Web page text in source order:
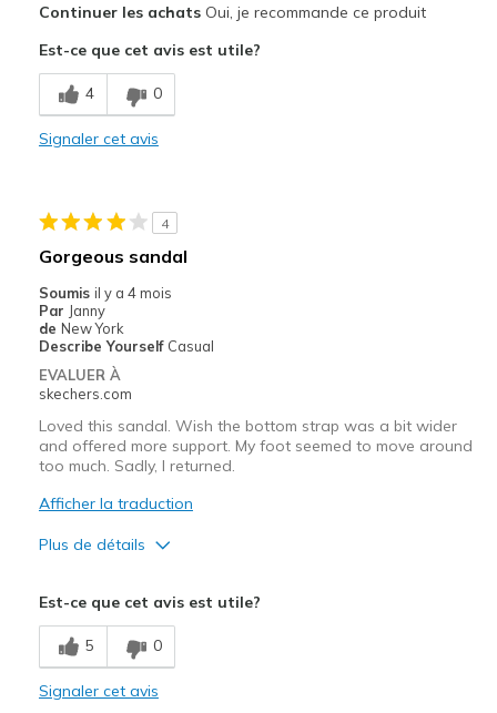
Stylish
Les meilleures utilisations
Casual Wear
Sizing
Feels true to size
Continuer les achatsOui, je recommande ce produit
Est-ce que cet avis est utile?
4 0
Signaler cet avis
4
Gorgeous sandal
Soumis il y a 4 mois
Par Janny
de New York
Describe Yourself Casual
EVALUER À
skechers.com
Loved this sandal. Wish the bottom strap was a bit wider
and offered more support. My foot seemed to move around
too much. Sadly, I returned.
Afficher la traduction
Plus de détails
Stylish
Est-ce que cet avis est utile?
5 0
Signaler cet avis